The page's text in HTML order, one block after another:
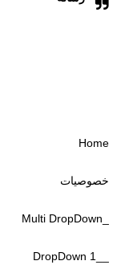
Home
خصوصیات